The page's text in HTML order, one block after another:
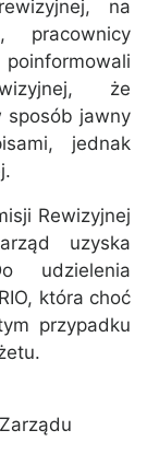
na
pracownicy
że
sposób jawny
jednak
Rewizyjnej
uzyska
udzielenia
która choć
przypadku